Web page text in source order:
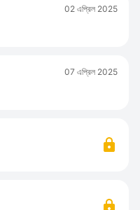
02 এপ্রিল 2025
07 এপ্রিল 2025